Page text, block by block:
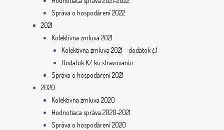
Správa o hospodárení 2022
2021
Kolektívna zmluva 2021
Kolektívna zmluva 2021 – dodatok č.1
Dodatok KZ ku stravovaniu
Správa o hospodárení 2021
2020
Kolektívna zmluva 2020
Hodnotiaca správa 2020-2021
Správa o hospodárení 2020